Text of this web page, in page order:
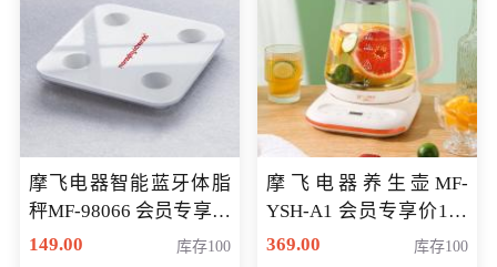
摩飞电器智能蓝牙体脂
秤MF-98066 会员专享价
98元
149.00 库存100
摩飞电器养生壶MF-
YSH-A1 会员专享价198
元
369.00 库存100